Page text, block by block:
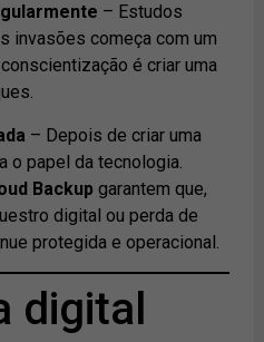
– Estudos
invasões começa com um
é criar uma
– Depois de criar uma
o papel da tecnologia.
Backup garantem que,
digital ou perda de
protegida e operacional.
digital